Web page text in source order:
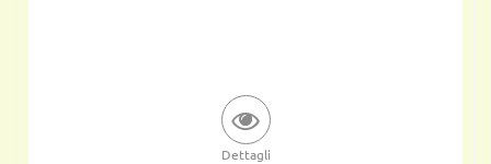
Dettagli